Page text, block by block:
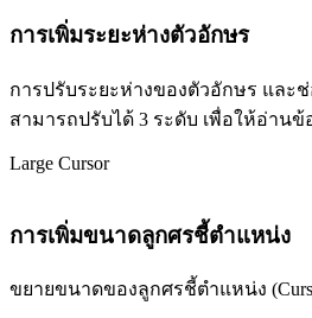
การเพิ่มระยะห่างตัวอักษร
การปรับระยะห่างของตัวอักษร และ
สามารถปรับได้ 3 ระดับ เพื่อให้อ่าน
Large Cursor
การเพิ่มขนาดลูกศรชี้ตำแหน่ง
ขยายขนาดของลูกศรชี้ตำแหน่ง